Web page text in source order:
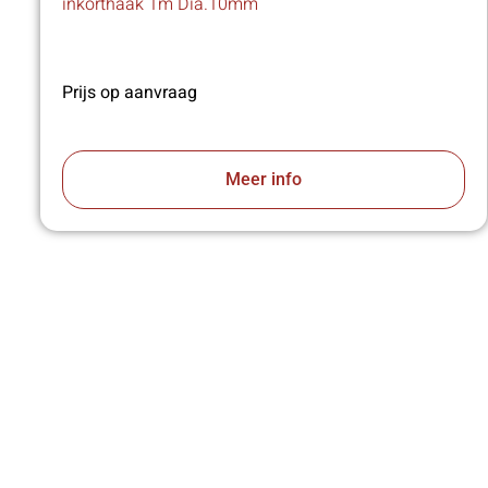
Prijs op aanvraag
Meer info